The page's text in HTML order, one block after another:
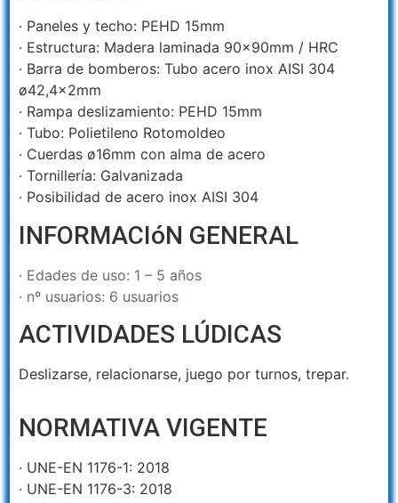
· Paneles y techo: PEHD 15mm
· Estructura: Madera laminada 90x90mm / HRC
· Barra de bomberos: Tubo acero inox AISI 304
ø42,4x2mm
· Rampa deslizamiento: PEHD 15mm
· Tubo: Polietileno Rotomoldeo
· Cuerdas ø16mm con alma de acero
· Tornillería: Galvanizada
· Posibilidad de acero inox AISI 304
INFORMACIóN GENERAL
· Edades de uso: 1 – 5 años
· nº usuarios: 6 usuarios
ACTIVIDADES LÚDICAS
Deslizarse, relacionarse, juego por turnos, trepar.
NORMATIVA VIGENTE
· UNE-EN 1176-1: 2018
· UNE-EN 1176-3: 2018